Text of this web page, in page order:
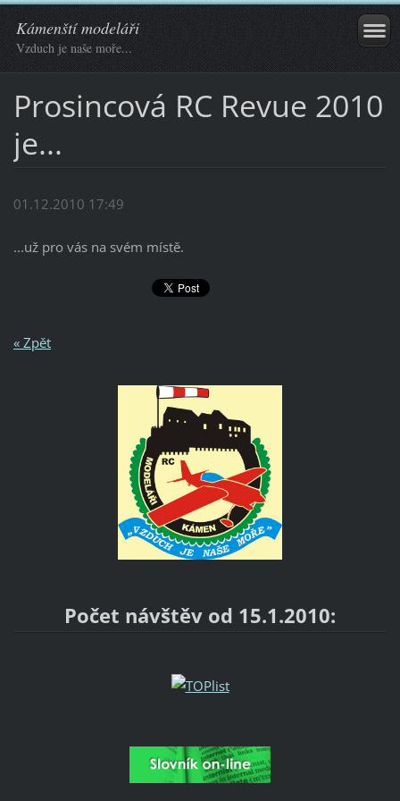
Kámenští modeláři
Vzduch je naše moře...
Prosincová RC Revue 2010
je...
01.12.2010 17:49
...už pro vás na svém místě.
« Zpět
Počet návštěv od 15.1.2010: